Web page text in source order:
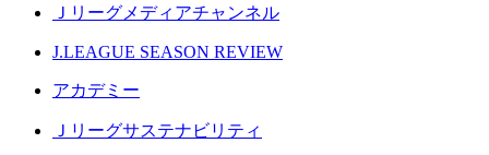
Ｊリーグメディアチャンネル
J.LEAGUE SEASON REVIEW
アカデミー
Ｊリーグサステナビリティ